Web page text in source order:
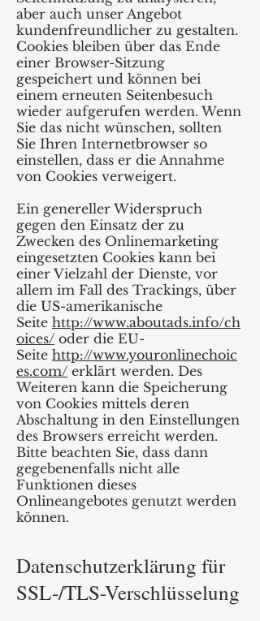
aber auch unser Angebot
kundenfreundlicher zu gestalten.
Cookies bleiben über das Ende
einer Browser-Sitzung
gespeichert und können bei
einem erneuten Seitenbesuch
wieder aufgerufen werden. Wenn
Sie das nicht wünschen, sollten
Sie Ihren Internetbrowser so
einstellen, dass er die Annahme
von Cookies verweigert.
Ein genereller Widerspruch
gegen den Einsatz der zu
Zwecken des Onlinemarketing
eingesetzten Cookies kann bei
einer Vielzahl der Dienste, vor
allem im Fall des Trackings, über
die US-amerikanische
Seite http://www.aboutads.info/ch
oices/ oder die EU-
Seite http://www.youronlinechoic
es.com/ erklärt werden. Des
Weiteren kann die Speicherung
von Cookies mittels deren
Abschaltung in den Einstellungen
des Browsers erreicht werden.
Bitte beachten Sie, dass dann
gegebenenfalls nicht alle
Funktionen dieses
Onlineangebotes genutzt werden
können.
Datenschutzerklärung für
SSL-/TLS-Verschlüsselung